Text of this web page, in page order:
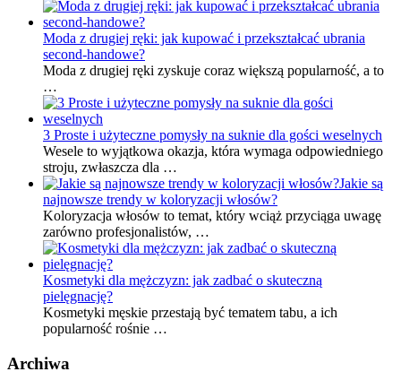
Moda z drugiej ręki: jak kupować i przekształcać ubrania
second-handowe?
Moda z drugiej ręki zyskuje coraz większą popularność, a to
…
3 Proste i użyteczne pomysły na suknie dla gości weselnych
Wesele to wyjątkowa okazja, która wymaga odpowiedniego
stroju, zwłaszcza dla …
Jakie są
najnowsze trendy w koloryzacji włosów?
Koloryzacja włosów to temat, który wciąż przyciąga uwagę
zarówno profesjonalistów, …
Kosmetyki dla mężczyzn: jak zadbać o skuteczną
pielęgnację?
Kosmetyki męskie przestają być tematem tabu, a ich
popularność rośnie …
Archiwa